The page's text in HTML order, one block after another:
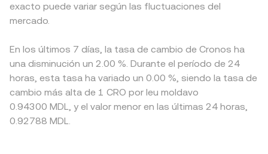
exacto puede variar según las fluctuaciones del
mercado.
En los últimos 7 días, la tasa de cambio de Cronos ha
una disminución un 2.00 %. Durante el período de 24
horas, esta tasa ha variado un 0.00 %, siendo la tasa de
cambio más alta de 1 CRO por leu moldavo
0.94300 MDL, y el valor menor en las últimas 24 horas,
0.92788 MDL.